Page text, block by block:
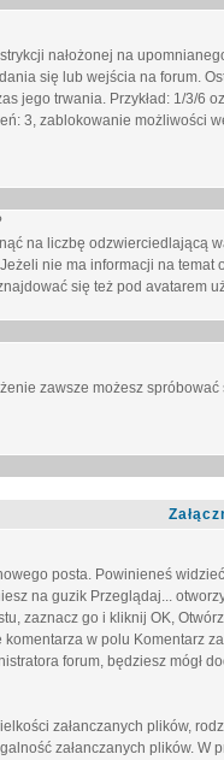
nałożonej na
się lub wejścia na forum.
jego trwania. Przykład: 1/3/6
3, zablokowanie możliwości
na liczbę odzwierciedlającą
nie ma informacji na temat
się też pod avatarem
zawsze możesz
posta. Powinieneś
na guzik Przeglądaj...
zaznacz go i kliknij OK,
komentarza w polu Komentarz
forum, będziesz mógł
załanczanych plików,
załanczanych plików.